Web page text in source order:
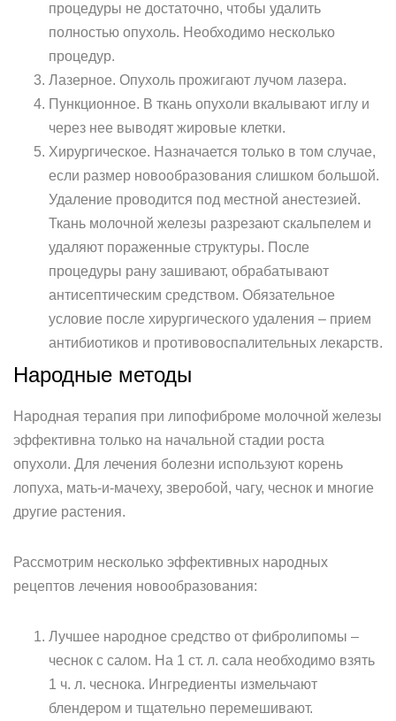
процедуры не достаточно, чтобы удалить
полностью опухоль. Необходимо несколько
процедур.
Лазерное. Опухоль прожигают лучом лазера.
Пункционное. В ткань опухоли вкалывают иглу и
через нее выводят жировые клетки.
Хирургическое. Назначается только в том случае,
если размер новообразования слишком большой.
Удаление проводится под местной анестезией.
Ткань молочной железы разрезают скальпелем и
удаляют пораженные структуры. После
процедуры рану зашивают, обрабатывают
антисептическим средством. Обязательное
условие после хирургического удаления – прием
антибиотиков и противовоспалительных лекарств.
Народные методы
Народная терапия при липофиброме молочной железы
эффективна только на начальной стадии роста
опухоли. Для лечения болезни используют корень
лопуха, мать-и-мачеху, зверобой, чагу, чеснок и многие
другие растения.
Рассмотрим несколько эффективных народных
рецептов лечения новообразования:
Лучшее народное средство от фибролипомы –
чеснок с салом. На 1 ст. л. сала необходимо взять
1 ч. л. чеснока. Ингредиенты измельчают
блендером и тщательно перемешивают.